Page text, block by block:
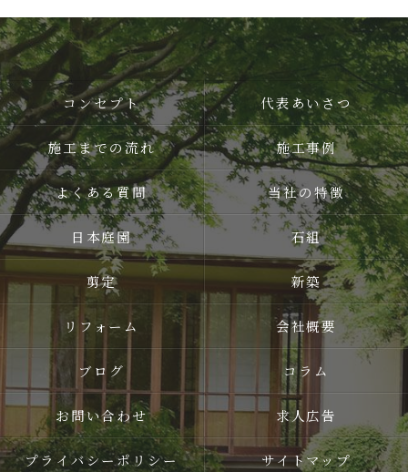
コンセプト 代表あいさつ
施工までの流れ 施工事例
よくある質問 当社の特徴
日本庭園 石組
剪定 新築
リフォーム 会社概要
ブログ コラム
お問い合わせ 求人広告
プライバシーポリシー サイトマップ